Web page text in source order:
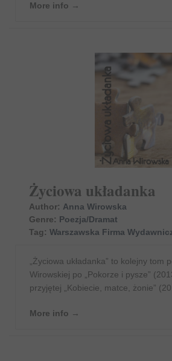
More info →
Życiowa układanka
Author: Anna Wirowska
Genre: Poezja/Dramat
Tag: Warszawska Firma
„Życiowa układanka” to kolejny tom
Wirowskiej po „Pokorze i pysze”
przyjętej „Kobiecie, matce, żonie”
More info →